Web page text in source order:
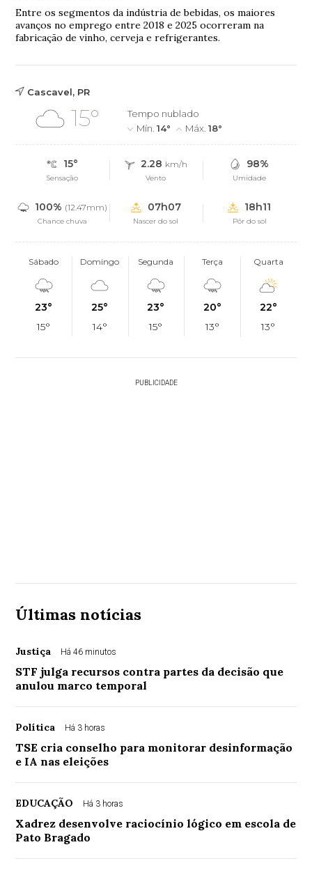
Entre os segmentos da indústria de bebidas, os maiores
avanços no emprego entre 2018 e 2025 ocorreram na
fabricação de vinho, cerveja e refrigerantes.
Cascavel, PR
15°
Tempo nublado
Mín.14° Máx.18°
15°
Sensação
2.28 km/h
Vento
98%
Umidade
100% (12.47mm)
Chance chuva
07h07
Nascer do sol
18h11
Pôr do sol
Sábado
23°
15°
Domingo
25°
14°
Segunda
23°
15°
Terça
20°
13°
Quarta
22°
13°
PUBLICIDADE
Últimas notícias
Justiça Há 46 minutos
STF julga recursos contra partes da decisão que
anulou marco temporal
Política Há 3 horas
TSE cria conselho para monitorar desinformação
e IA nas eleições
EDUCAÇÃO Há 3 horas
Xadrez desenvolve raciocínio lógico em escola de
Pato Bragado